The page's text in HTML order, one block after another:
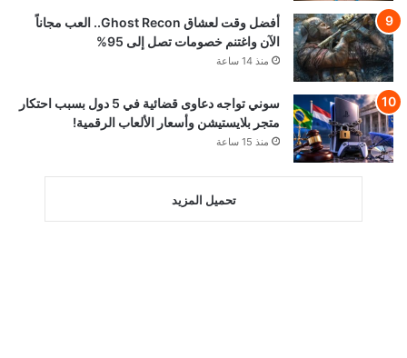
أفضل وقت لعشاق Ghost Recon.. العب مجاناً
الآن واغتنم خصومات تصل إلى 95%
منذ 14 ساعة
سوني تواجه دعاوى قضائية في 5 دول بسبب احتكار
متجر بلايستيشن وأسعار الألعاب الرقمية!
منذ 15 ساعة
تحميل المزيد